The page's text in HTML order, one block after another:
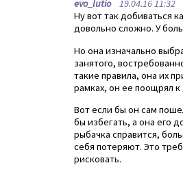
evo_lutio19.04.16 11:32
Ну вот так добиваться
довольно сложно. У
Но она изначально
занятого,
такие правила, она их
рамках, он ее поощрял
Вот если бы он сам
бы избегать, а она его
рыбачка справится,
себя потеряют. Это
рисковать.